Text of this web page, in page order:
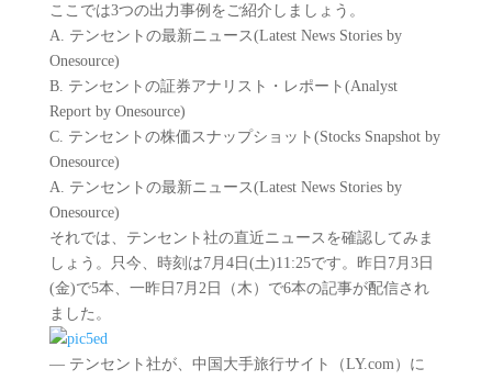
ここでは3つの出力事例をご紹介しましょう。
A. テンセントの最新ニュース(Latest News Stories by
Onesource)
B. テンセントの証券アナリスト・レポート(Analyst
Report by Onesource)
C. テンセントの株価スナップショット(Stocks Snapshot by
Onesource)
A. テンセントの最新ニュース(Latest News Stories by
Onesource)
それでは、テンセント社の直近ニュースを確認してみま
しょう。只今、時刻は7月4日(土)11:25です。昨日7月3日
(金)で5本、一昨日7月2日（木）で6本の記事が配信され
ました。
― テンセント社が、中国大手旅行サイト（LY.com）に